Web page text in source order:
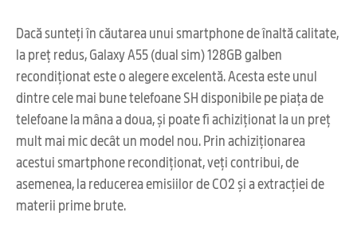
Dacă sunteți în căutarea unui smartphone de înaltă calitate,
la preț redus, Galaxy A55 (dual sim) 128GB galben
recondiționat este o alegere excelentă. Acesta este unul
dintre cele mai bune telefoane SH disponibile pe piața de
telefoane la mâna a doua, și poate fi achiziționat la un preț
mult mai mic decât un model nou. Prin achiziționarea
acestui smartphone recondiționat, veți contribui, de
asemenea, la reducerea emisiilor de CO2 și a extracției de
materii prime brute.